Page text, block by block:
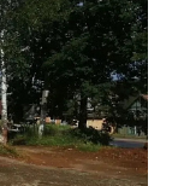
и канализации,
перечень
этой
Тогда цена
13 тысяч
электронной